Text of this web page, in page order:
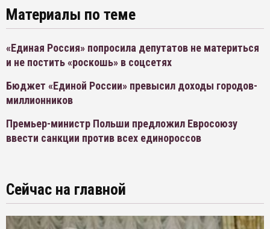
Материалы по теме
«Единая Россия» попросила депутатов не материться
и не постить «роскошь» в соцсетях
Бюджет «Единой России» превысил доходы городов-
миллионников
Премьер-министр Польши предложил Евросоюзу
ввести санкции против всех единороссов
Сейчас на главной